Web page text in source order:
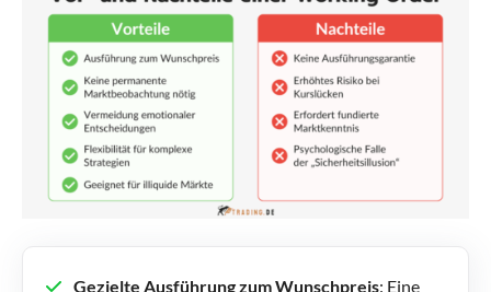
Gezielte Ausführung zum Wunschpreis: Eine